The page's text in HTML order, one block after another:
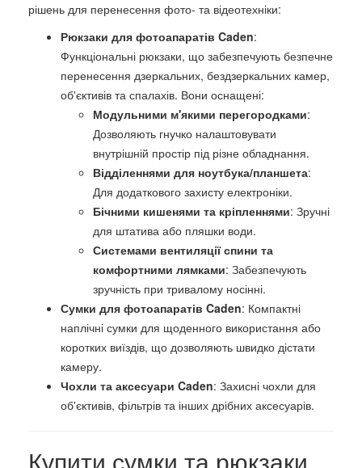
рішень для перенесення фото- та відеотехніки:
Рюкзаки для фотоапаратів Caden:
Функціональні рюкзаки, що забезпечують безпечне
перенесення дзеркальних, бездзеркальних камер,
об'єктивів та спалахів. Вони оснащені:
Модульними м'якими перегородками:
Дозволяють гнучко налаштовувати
внутрішній простір під різне обладнання.
Відділеннями для ноутбука/планшета:
Для додаткового захисту електроніки.
Бічними кишенями та кріпленнями: Зручні
для штатива або пляшки води.
Системами вентиляції спини та
комфортними лямками: Забезпечують
зручність при тривалому носінні.
Сумки для фотоапаратів Caden: Компактні
наплічні сумки для щоденного використання або
коротких виїздів, що дозволяють швидко дістати
камеру.
Чохли та аксесуари Caden: Захисні чохли для
об'єктивів, фільтрів та інших дрібних аксесуарів.